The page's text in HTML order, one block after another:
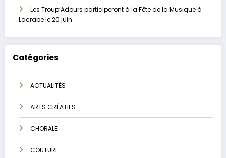
Les Troup’Adours participeront à la Fête de la Musique à
Lacrabe le 20 juin
Catégories
ACTUALITÉS
ARTS CRÉATIFS
CHORALE
COUTURE